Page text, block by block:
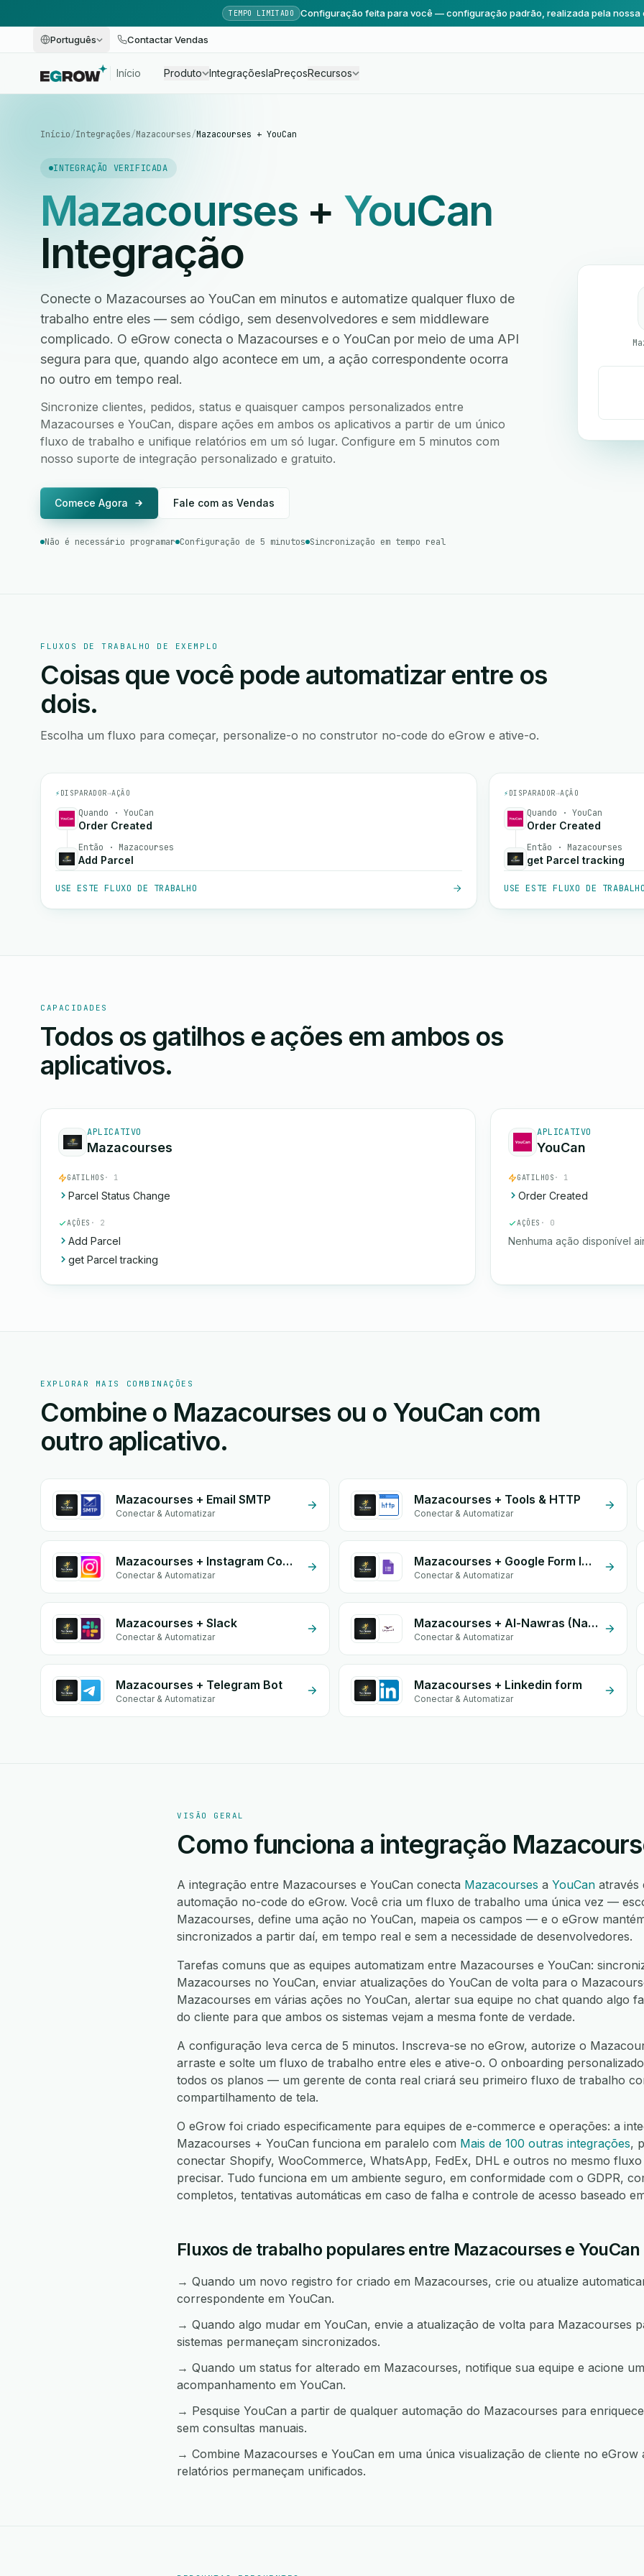
TEMPO LIMITADO Configuração feita para você — configuração padrão, realizada pela nossa
Português Contactar Vendas
Início Produto IntegraçõesIaPreçosRecursos
Início/Integrações/Mazacourses/Mazacourses + YouCan
INTEGRAÇÃO VERIFICADA
Mazacourses+ YouCan
Integração
Conecte o Mazacourses ao YouCan em minutos e automatize qualquer fluxo de
trabalho entre eles — sem código, sem desenvolvedores e sem middleware
complicado. O eGrow conecta o Mazacourses e o YouCan por meio de uma API
segura para que, quando algo acontece em um, a ação correspondente ocorra
no outro em tempo real.
Sincronize clientes, pedidos, status e quaisquer campos personalizados entre
Mazacourses e YouCan, dispare ações em ambos os aplicativos a partir de um único
fluxo de trabalho e unifique relatórios em um só lugar. Configure em 5 minutos com
nosso suporte de integração personalizado e gratuito.
Comece Agora Fale com as Vendas
Não é necessário programar Configuração de 5 minutos Sincronização em tempo real
FLUXOS DE TRABALHO DE EXEMPLO
Coisas que você pode automatizar entre os
dois.
Escolha um fluxo para começar, personalize-o no construtor no-code do eGrow e ative-o.
⚡ DISPARADOR→AÇÃO
Quando · YouCan
Order Created
Então · Mazacourses
Add Parcel
USE ESTE FLUXO DE TRABALHO
⚡ DISPARADOR→AÇÃO
Quando · YouCan
Order Created
Então · Mazacourses
get Parcel tracking
USE ESTE FLUXO DE
CAPACIDADES
Todos os gatilhos e ações em ambos os
aplicativos.
APLICATIVO
Mazacourses
GATILHOS · 1
Parcel Status Change
AÇÕES · 2
Add Parcel
get Parcel tracking
APLICATIVO
YouCan
GATILHOS · 1
Order Created
AÇÕES · 0
Nenhuma ação disponível
EXPLORAR MAIS COMBINAÇÕES
Combine o Mazacourses ou o YouCan com
outro aplicativo.
Mazacourses + Email SMTP
Conectar & Automatizar
Mazacourses + Tools & HTTP
Conectar & Automatizar
Mazacourses + Instagram Comment
Conectar & Automatizar
Mazacourses + Google Form Integration
Conectar & Automatizar
Mazacourses + Slack
Conectar & Automatizar
Mazacourses + Al-Nawras (Nawris)
Conectar & Automatizar
Mazacourses + Telegram Bot
Conectar & Automatizar
Mazacourses + Linkedin form
Conectar & Automatizar
VISÃO GERAL
Como funciona a integração
A integração entre Mazacourses e YouCan conecta Mazacourses a YouCan através
automação no-code do eGrow. Você cria um fluxo de trabalho uma única vez —
Mazacourses, define uma ação no YouCan, mapeia os campos — e o eGrow
sincronizados a partir daí, em tempo real e sem a necessidade de desenvolvedores.
Tarefas comuns que as equipes automatizam entre Mazacourses e YouCan:
Mazacourses no YouCan, enviar atualizações do YouCan de volta para o
Mazacourses em várias ações no YouCan, alertar sua equipe no chat quando algo
do cliente para que ambos os sistemas vejam a mesma fonte de verdade.
A configuração leva cerca de 5 minutos. Inscreva-se no eGrow, autorize o
arraste e solte um fluxo de trabalho entre eles e ative-o. O onboarding
todos os planos — um gerente de conta real criará seu primeiro fluxo de trabalho
compartilhamento de tela.
O eGrow foi criado especificamente para equipes de e-commerce e operações: a
Mazacourses + YouCan funciona em paralelo com Mais de 100 outras integrações,
conectar Shopify, WooCommerce, WhatsApp, FedEx, DHL e outros no mesmo
precisar. Tudo funciona em um ambiente seguro, em conformidade com o GDPR,
completos, tentativas automáticas em caso de falha e controle de acesso baseado
Fluxos de trabalho populares entre Mazacourses e YouCan
→ Quando um novo registro for criado em Mazacourses, crie ou atualize
correspondente em YouCan.
→ Quando algo mudar em YouCan, envie a atualização de volta para Mazacourses
sistemas permaneçam sincronizados.
→ Quando um status for alterado em Mazacourses, notifique sua equipe e acione
acompanhamento em YouCan.
→ Pesquise YouCan a partir de qualquer automação do Mazacourses para
sem consultas manuais.
→ Combine Mazacourses e YouCan em uma única visualização de cliente no eGrow
relatórios permaneçam unificados.